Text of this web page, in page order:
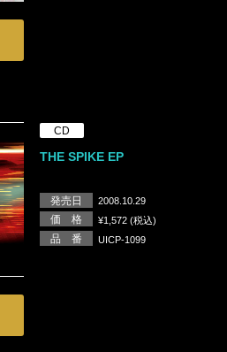
CD
THE SPIKE EP
発売日 2008.10.29
価 格 ¥1,572 (税込)
品 番 UICP-1099